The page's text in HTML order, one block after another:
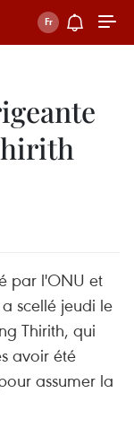
par l'ONU et
scellé jeudi le
Thirith, qui
avoir été
assumer la